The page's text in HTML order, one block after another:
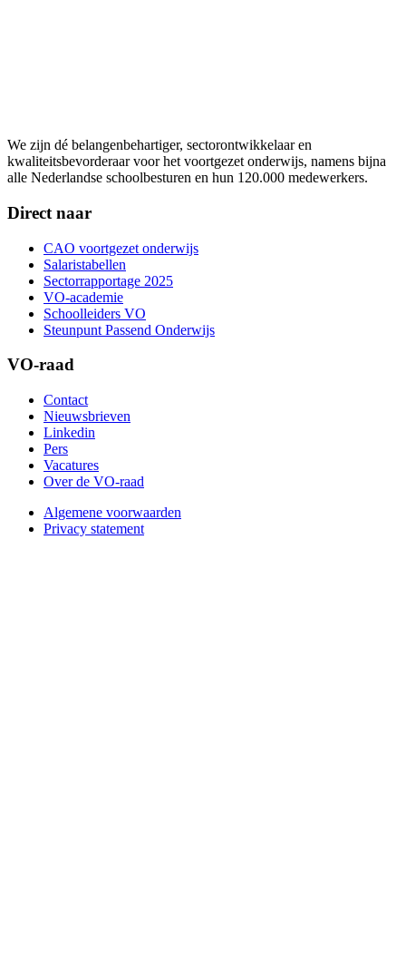
We zijn dé belangenbehartiger, sectorontwikkelaar en
kwaliteitsbevorderaar voor het voortgezet onderwijs, namens bijna
alle Nederlandse schoolbesturen en hun 120.000 medewerkers.
Direct naar
CAO voortgezet onderwijs
Salaristabellen
Sectorrapportage 2025
VO-academie
Schoolleiders VO
Steunpunt Passend Onderwijs
VO-raad
Contact
Nieuwsbrieven
Linkedin
Pers
Vacatures
Over de VO-raad
Algemene voorwaarden
Privacy statement